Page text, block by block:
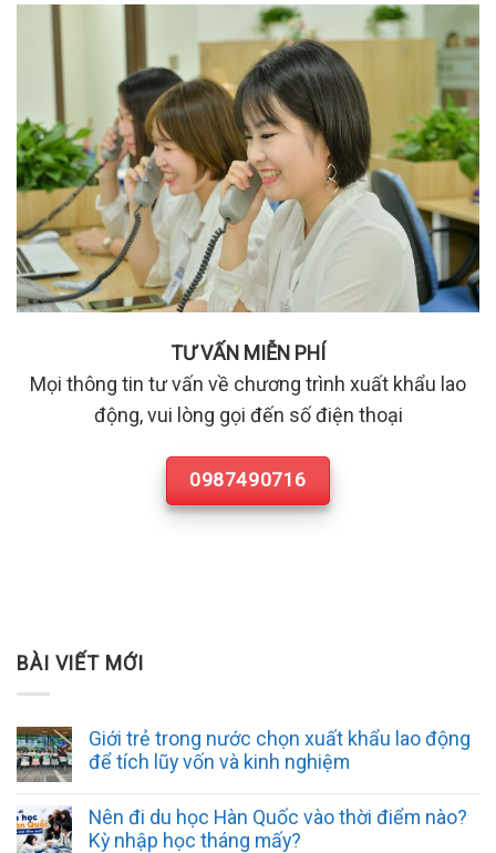
TƯ VẤN MIỄN PHÍ
Mọi thông tin tư vấn về chương trình xuất khẩu lao
động, vui lòng gọi đến số điện thoại
0987490716
BÀI VIẾT MỚI
Giới trẻ trong nước chọn xuất khẩu lao động
để tích lũy vốn và kinh nghiệm
Nên đi du học Hàn Quốc vào thời điểm nào?
Kỳ nhập học tháng mấy?